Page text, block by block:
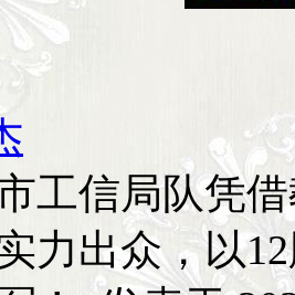
工信局队凭
力出众，以